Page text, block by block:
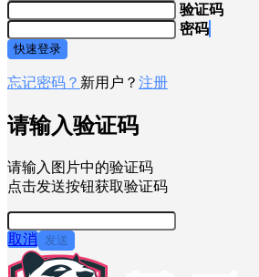
验证码
密码
快速登录
忘记密码？ 新用户？ 注册
请输入验证码
请输入图片中的验证码
点击发送按钮获取验证码
取消 发送